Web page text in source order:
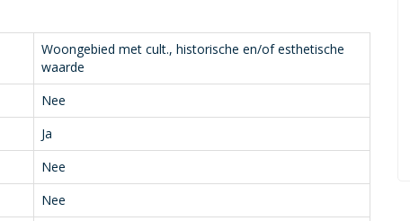
Woongebied met cult., historische en/of esthetische
waarde
Nee
Ja
Nee
Nee